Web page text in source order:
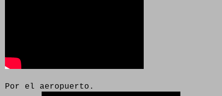
Por el aeropuerto.